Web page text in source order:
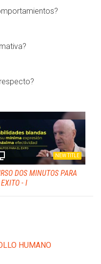
DOS MINUTOS PARA
- I
NEW TITLE
HUMANO